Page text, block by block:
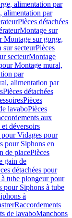
alimentation par
alimentation par
Pièces détachées
Montage sur
Montage sur gorge,
secteurPièces
secteurMontage
Montage mural,
par
alimentation par
Pièces détachées
Pièces
lavaboPièces
aux
déversoirs
pour Vidages pour
pour Siphons en
de placePièces
gain de
détachées pour
à tube plongeur pour
pour Siphons à tube
à
Raccordements
de lavaboManchons